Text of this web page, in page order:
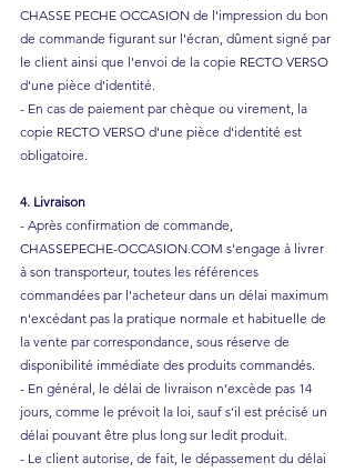
CHASSE PECHE OCCASION de l'impression du bon
de commande figurant sur l'écran, dûment signé par
le client ainsi que l'envoi de la copie RECTO VERSO
d'une pièce d'identité.
- En cas de paiement par chèque ou virement, la
copie RECTO VERSO d'une pièce d'identité est
obligatoire.
4. Livraison
- Après confirmation de commande,
CHASSEPECHE-OCCASION.COM s'engage à livrer
à son transporteur, toutes les références
commandées par l'acheteur dans un délai maximum
n'excédant pas la pratique normale et habituelle de
la vente par correspondance, sous réserve de
disponibilité immédiate des produits commandés.
- En général, le délai de livraison n’excède pas 14
jours, comme le prévoit la loi, sauf s’il est précisé un
délai pouvant être plus long sur ledit produit.
- Le client autorise, de fait, le dépassement du délai